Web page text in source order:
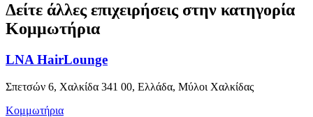
Δείτε άλλες επιχειρήσεις στην κατηγορία
Κομμωτήρια
LNA HairLounge
Σπετσών 6, Χαλκίδα 341 00, Ελλάδα, Μύλοι Χαλκίδας
Κομμωτήρια